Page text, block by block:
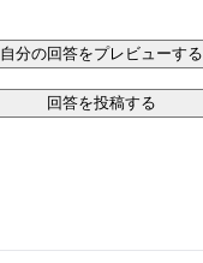
自分の回答をプレビューする
回答を投稿する